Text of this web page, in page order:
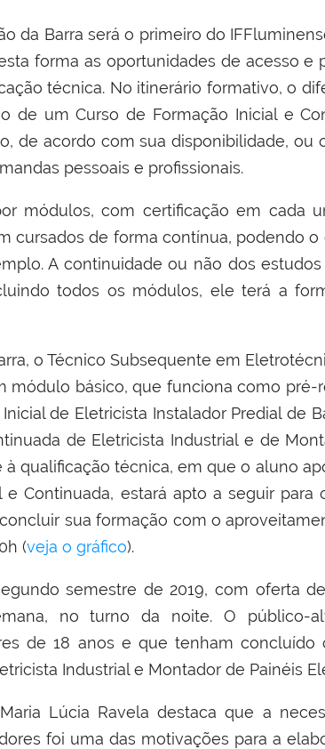
da Barra será o primeiro do
forma as oportunidades de acesso e
técnica. No itinerário formativo, o
de um Curso de Formação Inicial e
de acordo com sua disponibilidade, ou
pessoais e profissionais.
módulos, com certificação em cada
cursados de forma contínua, podendo o
A continuidade ou não dos
todos os módulos, ele terá a
o Técnico Subsequente em
módulo básico, que funciona como pré-
de Eletricista Instalador Predial de
de Eletricista Industrial e de
à qualificação técnica, em que o aluno
Continuada, estará apto a seguir para
sua formação com o
(veja o gráfico).
semestre de 2019, com oferta
no turno da noite. O público-
de 18 anos e que tenham concluído
Industrial e Montador de Painéis
Lúcia Ravela destaca que a
foi uma das motivações para a